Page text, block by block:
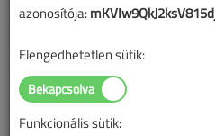
azonosítója:
Elengedhetetlen sütik:
Funkcionális sütik: